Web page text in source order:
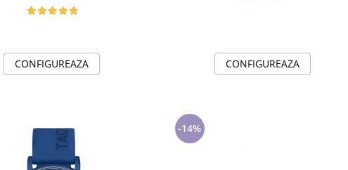
CONFIGUREAZA CONFIGUREAZA
-14%